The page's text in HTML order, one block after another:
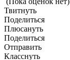
Твитнуть
Поделиться
Плюсануть
Поделиться
Отправить
Класснуть